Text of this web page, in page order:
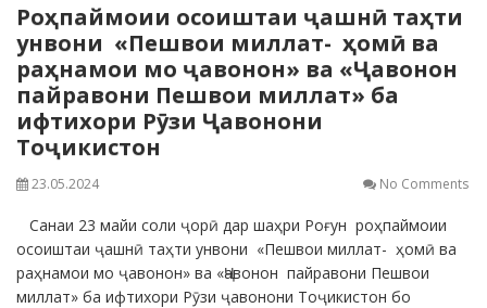
Роҳпаймоии осоиштаи ҷашнӣ таҳти
унвони «Пешвои миллат- ҳомӣ ва
раҳнамои мо ҷавонон» ва «Ҷавонон
пайравони Пешвои миллат» ба
ифтихори Рӯзи Ҷавонони
Тоҷикистон
23.05.2024 No Comments
Санаи 23 майи соли ҷорӣ дар шаҳри Роғун роҳпаймоии
осоиштаи ҷашнӣ таҳти унвони «Пешвои миллат- ҳомӣ ва
раҳнамои мо ҷавонон» ва «Ҷавонон пайравони Пешвои
миллат» ба ифтихори Рӯзи ҷавонони Тоҷикистон бо